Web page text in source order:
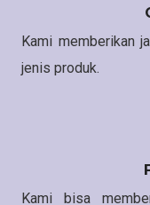
Kami memberikan
jenis produk.
Kami bisa